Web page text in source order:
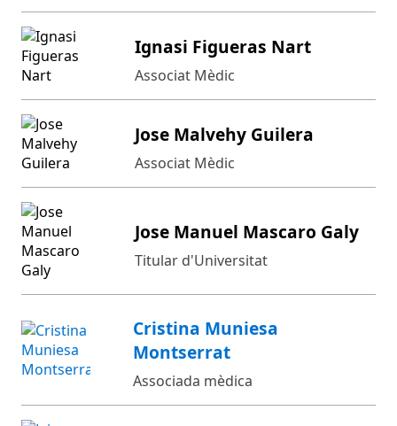
Ignasi Figueras Nart
Associat Mèdic
Jose Malvehy Guilera
Associat Mèdic
Jose Manuel Mascaro Galy
Titular d'Universitat
Cristina Muniesa
Montserrat
Associada mèdica